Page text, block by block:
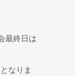
最終日は
なりま